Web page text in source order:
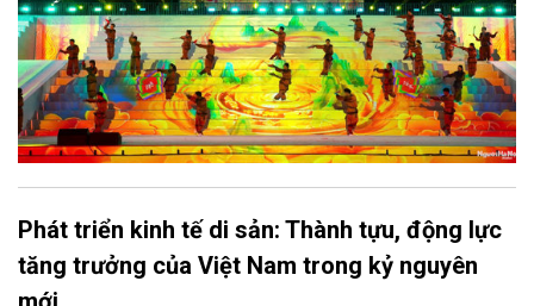
Phát triển kinh tế di sản: Thành tựu, động lực
tăng trưởng của Việt Nam trong kỷ nguyên